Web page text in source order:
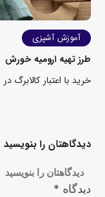
آموزش آشپزی
طرز تهیه ارومیه خورش
خرید با اعتبار
دیدگاهتان را بنویسید
دیدگاهتان را بنویسید
دیدگاه *